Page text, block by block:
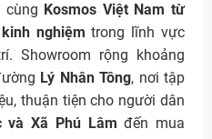
Kosmos Việt Nam từ
nghiệm trong lĩnh vực
Showroom rộng khoảng
Lý Nhân Tông, nơi tập
thuận tiện cho người dân
và Xã Phú Lâmđến mua